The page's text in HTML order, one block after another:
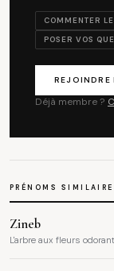
COMMENTER
POSER VOS
REJOINDRE
Déjà membre ?
PRÉNOMS
Zineb
L'arbre aux fleurs